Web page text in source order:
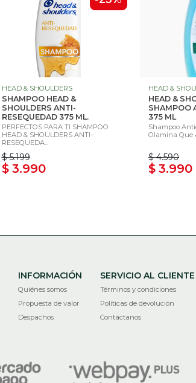
HEAD & SHOULDERS
SHAMPOO HEAD &
SHOULDERS ANTI-
RESEQUEDAD 375 ML.
PERFECTOS PARA TI SHAMPOO
HEAD & SHOULDERS ANTI-
RESEQUEDA...
$ 5.199
$ 3.990
HEAD &
HEAD &
SHAMPOO
375 ML
Shampoo
Olamina Que
$ 4.590
$ 3.990
INFORMACIÓN
Quiénes somos
Propuesta de valor
Despachos
SERVICIO AL CLIENTE
Términos y condiciones
Políticas de devolución
Contáctanos